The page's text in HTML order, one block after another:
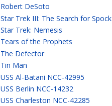
Robert DeSoto
Star Trek III: The Search for Spock
Star Trek: Nemesis
Tears of the Prophets
The Defector
Tin Man
USS Al-Batani NCC-42995
USS Berlin NCC-14232
USS Charleston NCC-42285